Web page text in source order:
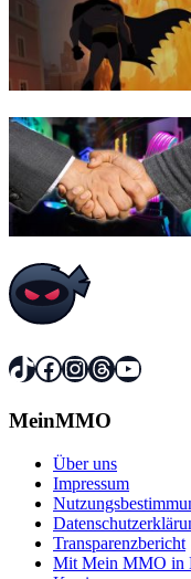
TikTok
Facebook
Instagram
Threads
MeinMMO
Über uns
Impressum
Transparenzbericht
Mit Mein MMO in